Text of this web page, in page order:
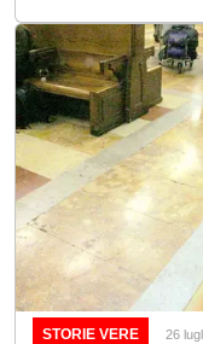
26
STORIE VERE